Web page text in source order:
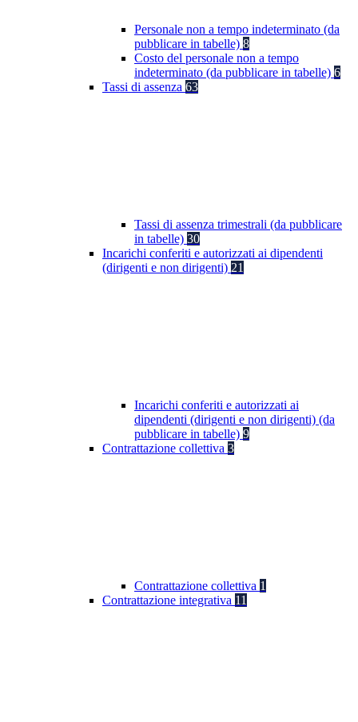
Personale non a tempo indeterminato (da
pubblicare in tabelle) 8
Costo del personale non a tempo
indeterminato (da pubblicare in tabelle) 6
Tassi di assenza 63
Tassi di assenza trimestrali (da pubblicare
in tabelle) 30
Incarichi conferiti e autorizzati ai dipendenti
(dirigenti e non dirigenti) 21
Incarichi conferiti e autorizzati ai
dipendenti (dirigenti e non dirigenti) (da
pubblicare in tabelle) 9
Contrattazione collettiva 3
Contrattazione collettiva 1
Contrattazione integrativa 11